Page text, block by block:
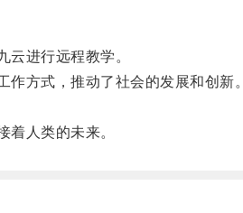
进行远程教学。
方式，推动了社会的发展和创新。
人类的未来。